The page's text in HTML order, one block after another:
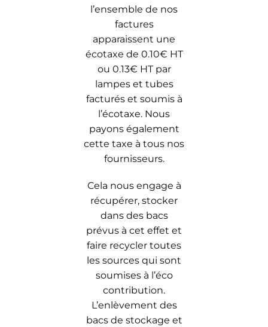
l’ensemble de nos
factures
apparaissent une
écotaxe de 0.10€ HT
ou 0.13€ HT par
lampes et tubes
facturés et soumis à
l’écotaxe. Nous
payons également
cette taxe à tous nos
fournisseurs.
Cela nous engage à
récupérer, stocker
dans des bacs
prévus à cet effet et
faire recycler toutes
les sources qui sont
soumises à l’éco
contribution.
L’enlèvement des
bacs de stockage et